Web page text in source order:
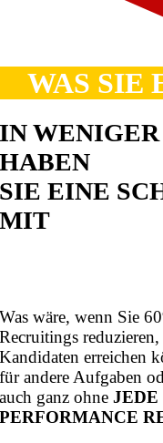
WAS SIE
IN
HABEN
SIE EINE
MIT
Was wäre, wenn Sie
Recruitings
Kandidaten erreichen
für andere Aufgaben
auch ganz ohneJEDE
PERFORMANCE